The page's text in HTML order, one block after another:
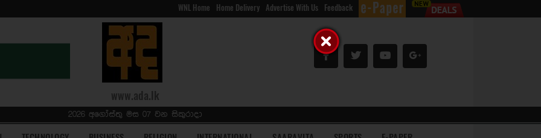
WNL Home Home Delivery Advertise With Us Feedback
www.ada.lk
2026 අගෝස්තු මස 07 වන සිකුරාදා